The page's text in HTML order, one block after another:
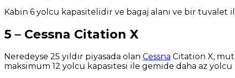
Kabin 6 yolcu kapasitelidir ve bagaj alanı ve bir
5 – Cessna Citation X
Neredeyse 25 yıldır piyasada olan Cessna Citation X,
maksimum 12 yolcu kapasitesi ile gemide daha az yolcu